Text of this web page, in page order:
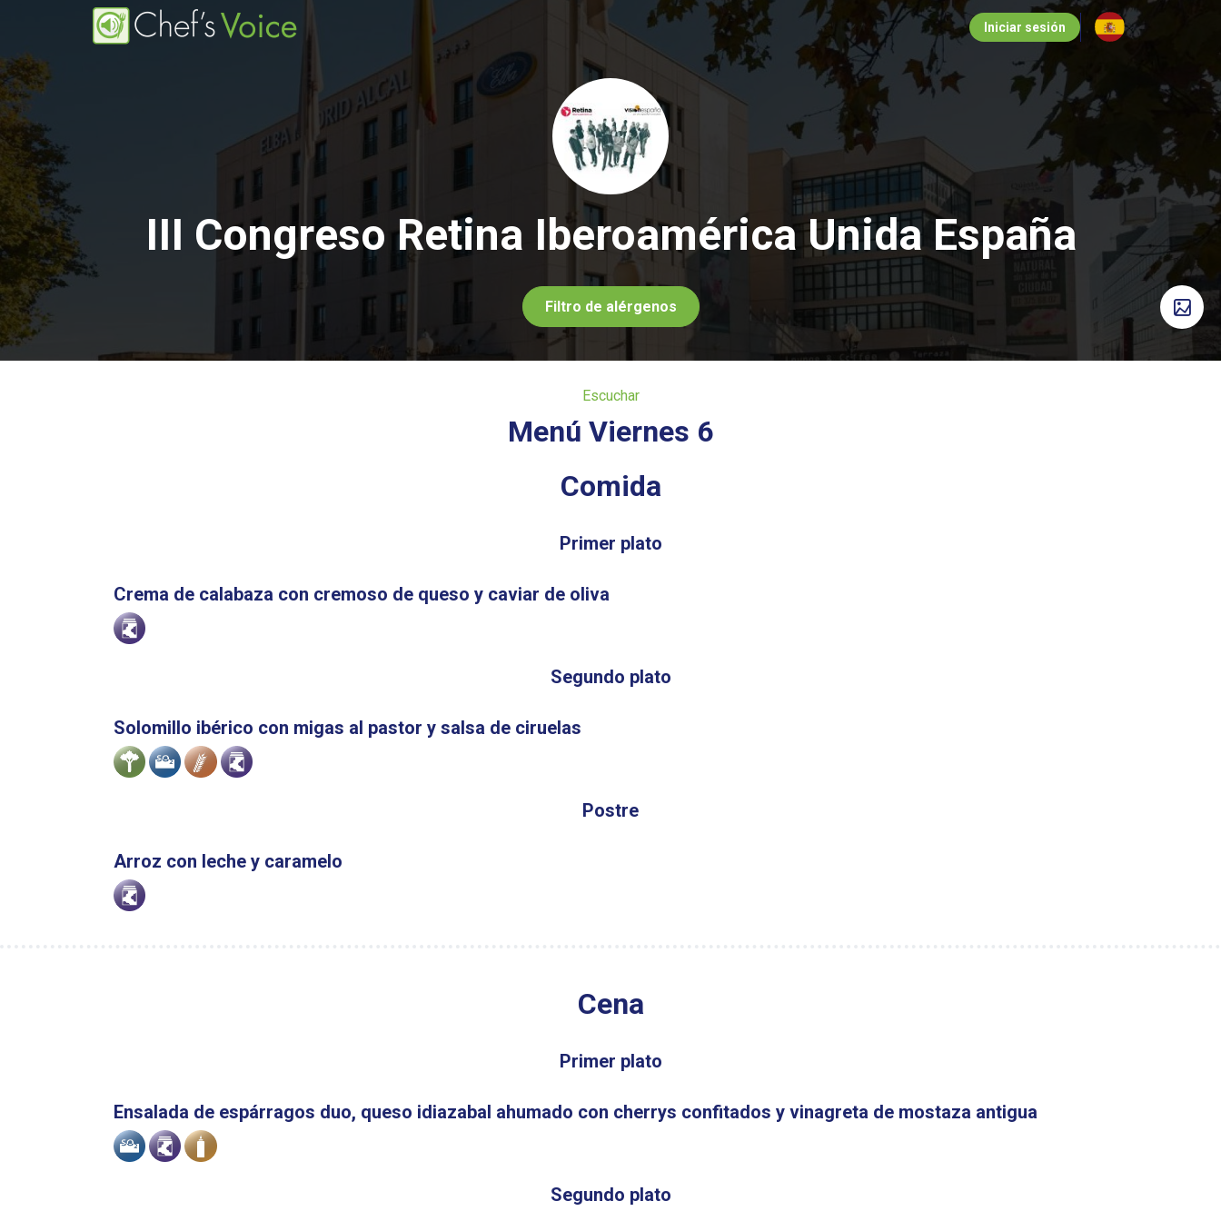
contenido
principal
Iniciar sesión
III Congreso Retina Iberoamérica Unida España
Filtro de alérgenos
Escuchar
Menú Viernes 6
Comida
Primer plato
Crema de calabaza con cremoso de queso y caviar de oliva
Alérgenos
Segundo plato
Solomillo ibérico con migas al pastor y salsa de ciruelas
Alérgenos
Postre
Arroz con leche y caramelo
Alérgenos
Cena
Primer plato
Ensalada de espárragos duo, queso idiazabal ahumado con cherrys confitados y vinagreta de mostaza antigua
Alérgenos
Segundo plato